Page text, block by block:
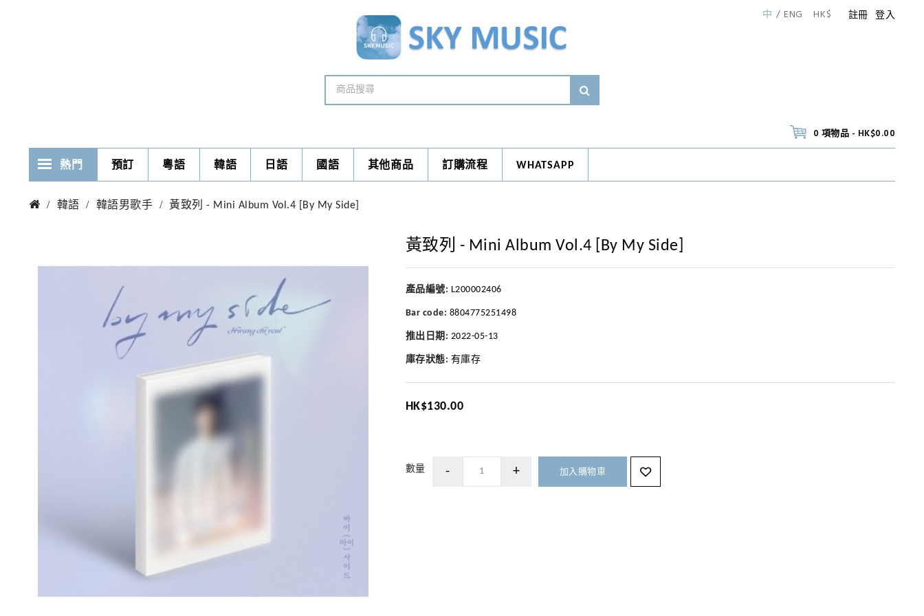
註冊 登入
中 ENG HK$
0 項物品 - HK$0.00
熱門 預訂 粵語 韓語 日語 國語 其他商品 訂購流程 WHATSAPP
韓語 韓語男歌手 黃致列 - Mini Album Vol.4 [By My Side]
黃致列 - Mini Album Vol.4 [By My Side]
產品編號: L200002406
Bar code: 8804775251498
推出日期: 2022-05-13
庫存狀態: 有庫存
HK$130.00
數量 加入購物車